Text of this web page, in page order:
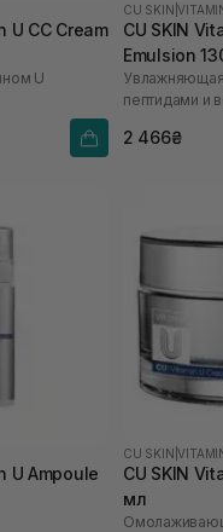
U CC Cream
U
CU SKIN |
CU SKIN
Emulsion
пептидами и
2 466₴
U Ampoule
CU SKIN |
CU SKIN
мл